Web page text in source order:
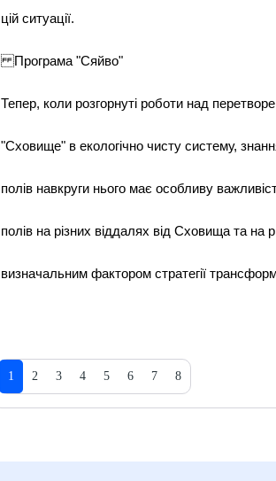
цiй ситуацiї.
Програма "Сяйво"
Тепер, коли розгорнутi роботи над
"Сховище" в екологiчно чисту систему,
полiв навкруги нього має особливу
полiв на рiзних вiддалях вiд Сховища та на
визначальним фактором стратегiї
1 2 3 4 5 6 7 8